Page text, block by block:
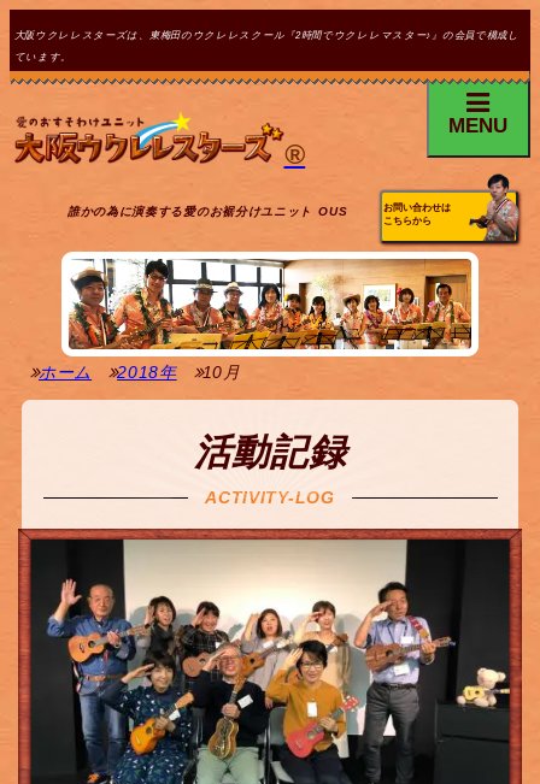
大阪ウクレレスターズは、東梅田のウクレレスクール『2時間でウクレレマスター♪』の会員で構成し
ています。
®
MENU
誰かの為に演奏する愛のお裾分けユニット OUS
お問い合わせは
こちらから
ホーム 2018年 10月
活動記録
ACTIVITY-LOG